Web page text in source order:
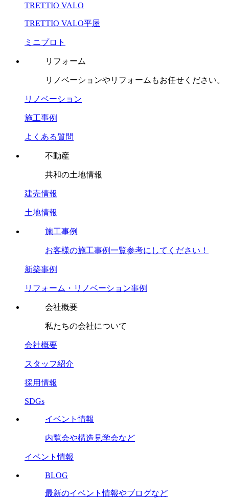
TRETTIO VALO
TRETTIO VALO平屋
ミニプロト
リフォーム
リノベーションやリフォームもお任せください。
リノベーション
施工事例
よくある質問
不動産
共和の土地情報
建売情報
土地情報
施工事例
お客様の施工事例一覧参考にしてください！
新築事例
リフォーム・リノベーション事例
会社概要
私たちの会社について
会社概要
スタッフ紹介
採用情報
SDGs
イベント情報
内覧会や構造見学会など
イベント情報
BLOG
最新のイベント情報やブログなど